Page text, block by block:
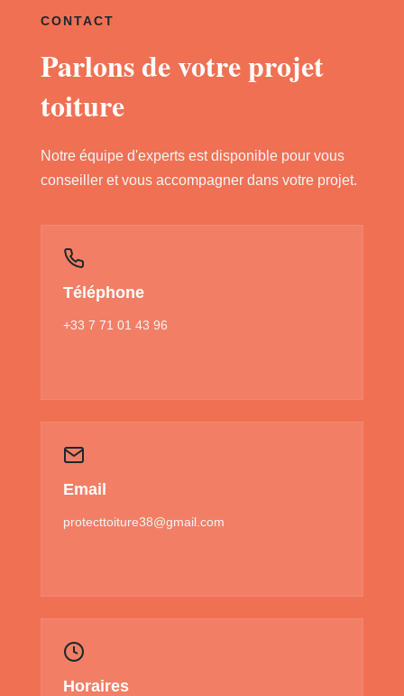
CONTACT
Parlons de votre projet
toiture
Notre équipe d'experts est disponible pour vous
conseiller et vous accompagner dans votre projet.
Téléphone
+33 7 71 01 43 96
Email
protecttoiture38@gmail.com
Horaires